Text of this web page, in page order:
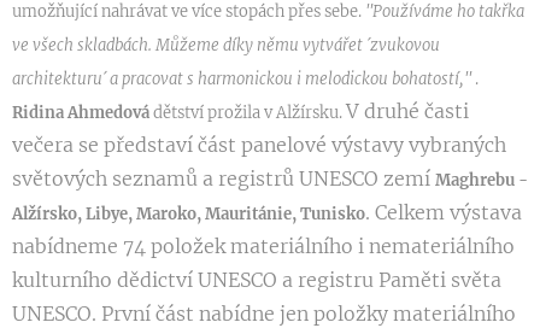
umožňující nahrávat ve více stopách přes sebe. "Používáme ho takřka
ve všech skladbách. Můžeme díky němu vytvářet ´zvukovou
architekturu´ a pracovat s harmonickou i melodickou bohatostí,".
Ridina Ahmedovádětství prožila v Alžírsku. V druhé časti
večera se představí část panelové výstavy vybraných
světových seznamů a registrů UNESCO zemí Maghrebu -
Alžírsko, Libye, Maroko, Mauritánie, Tunisko. Celkem výstava
nabídneme 74 položek materiálního i nemateriálního
kulturního dědictví UNESCO a registru Paměti světa
UNESCO. První část nabídne jen položky materiálního